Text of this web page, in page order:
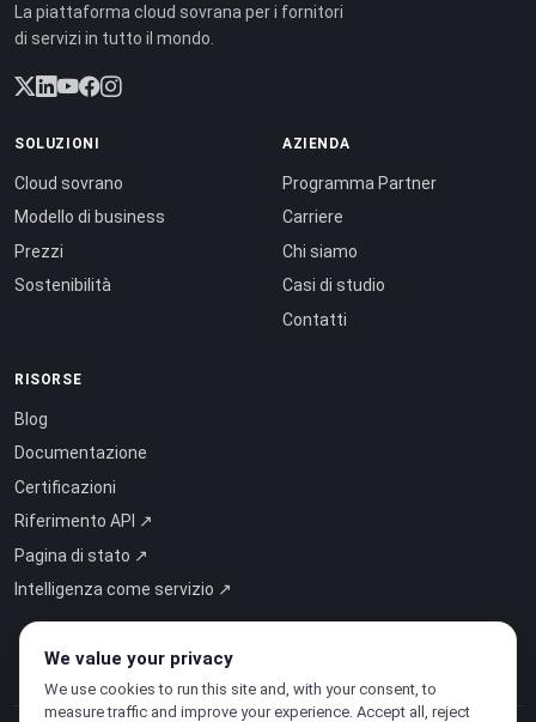
La piattaforma cloud sovrana per i fornitori
di servizi in tutto il mondo.
SOLUZIONI
Cloud sovrano
Modello di business
Prezzi
Sostenibilità
AZIENDA
Programma Partner
Carriere
Chi siamo
Casi di studio
Contatti
RISORSE
Blog
Documentazione
Certificazioni
Riferimento API ↗
Pagina di stato ↗
Intelligenza come servizio ↗
We value your privacy
We use cookies to run this site and, with your consent, to
measure traffic and improve your experience. Accept all, reject